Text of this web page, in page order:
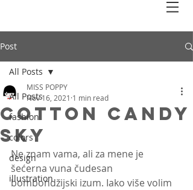
Post
All Posts
fashion
colors
design
illustration
All Posts
Cotton Candy
Sky
MISS POPPY
Nov 16, 2021 1 min read
Ne znam vama, ali za mene je
šećerna vuna čudesan
bombondžijski izum. Iako više volim